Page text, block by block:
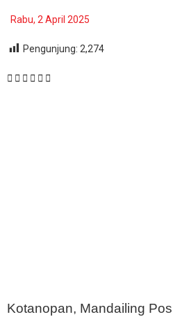
Rabu, 2 April 2025
Pengunjung: 2,274
Kotanopan, Mandailing Pos